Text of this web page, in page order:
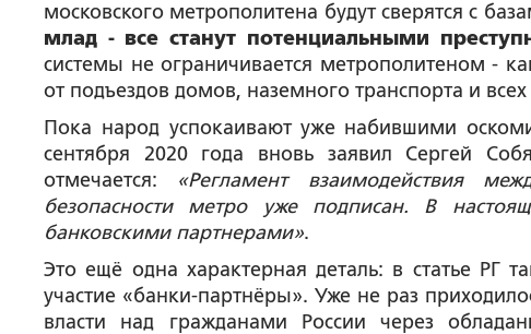
московского метрополитена будут сверятся с
млад - все станут потенциальными
системы не ограничивается метрополитеном -
от подъездов домов, наземного транспорта и
Пока народ успокаивают уже набившими
сентября 2020 года вновь заявил Сергей
отмечается: «Регламент взаимодействия
безопасности метро уже подписан. В
банковскими партнерами».
Это ещё одна характерная деталь: в статье РГ
участие «банки-партнёры». Уже не раз
власти над гражданами России через